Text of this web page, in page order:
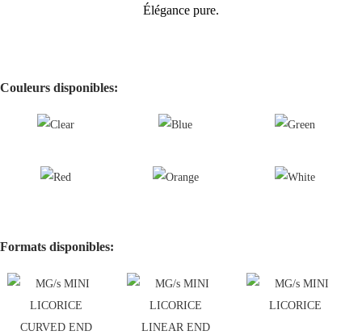
Élégance pure.
Couleurs disponibles:
Formats disponibles: